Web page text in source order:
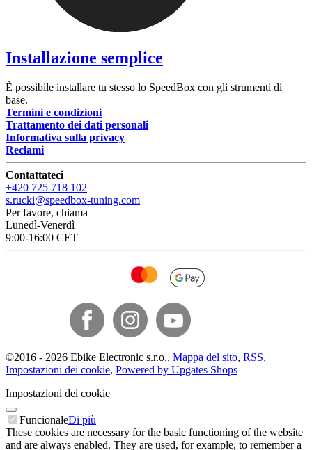
Installazione semplice
È possibile installare tu stesso lo SpeedBox con gli strumenti di
base.
Termini e condizioni
Trattamento dei dati personali
Informativa sulla privacy
Reclami
Contattateci
+420 725 718 102
s.rucki@speedbox-tuning.com
Per favore, chiama
Lunedì-Venerdì
9:00-16:00 CET
©2016 - 2026 Ebike Electronic s.r.o., Mappa del sito, RSS,
Impostazioni dei cookie, Powered by Upgates Shops
Impostazioni dei cookie
FuncionaleDi più
These cookies are necessary for the basic functioning of the website
and are always enabled. They are used, for example, to remember a